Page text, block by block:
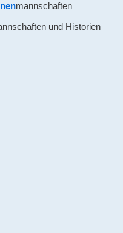
mannschaften
und Historien